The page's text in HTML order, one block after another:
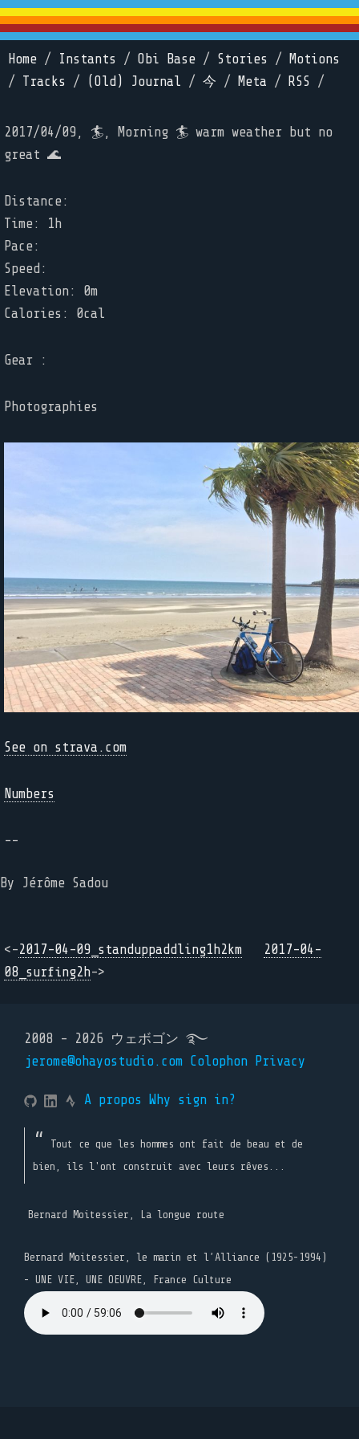
Home / Instants / Obi Base / Stories /
Motions
/ Tracks / (Old) Journal / 今 / Meta / RSS /
2017/04/09, 🏄, Morning 🏄 warm weather but no
great 🌊
Distance:
Time: 1h
Pace:
Speed:
Elevation: 0m
Calories: 0cal
Gear :
Photographies
See on strava.com
Numbers
--
By Jérôme Sadou
<-2017-04-09_standuppaddling1h2km
2017-04-
08_surfing2h->
2008 - 2026 ウェボゴン ࿐
jerome@ohayostudio.com Colophon Privacy
A propos Why sign in?
Tout ce que les hommes ont fait de beau et de
bien, ils l'ont construit avec leurs rêves...
Bernard Moitessier, La longue route
Bernard Moitessier, le marin et l’Alliance (1925-1994)
- UNE VIE, UNE OEUVRE, France Culture